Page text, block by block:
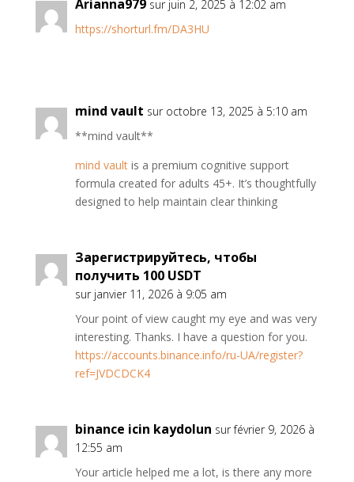
Arianna979 sur juin 2, 2025 à 12:02 am
https://shorturl.fm/DA3HU
mind vault sur octobre 13, 2025 à 5:10 am
**mind vault**
mind vaultis a premium cognitive support
formula created for adults 45+. It’s thoughtfully
designed to help maintain clear thinking
Зарегистрируйтесь, чтобы
получить 100 USDT
sur janvier 11, 2026 à 9:05 am
Your point of view caught my eye and was very
interesting. Thanks. I have a question for you.
https://accounts.binance.info/ru-UA/register?
ref=JVDCDCK4
binance icin kaydolun sur février 9, 2026 à
12:55 am
Your article helped me a lot, is there any more